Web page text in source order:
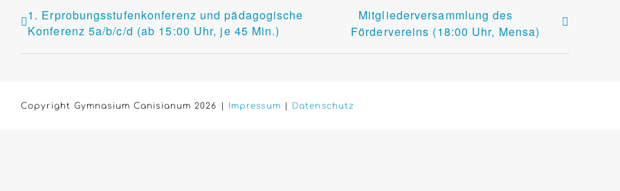
1. Erprobungsstufenkonferenz und pädagogische
Konferenz 5a/b/c/d (ab 15:00 Uhr, je 45 Min.)
Mitgliederversammlung des
Fördervereins (18:00 Uhr, Mensa)
Copyright Gymnasium Canisianum 2026 | Impressum | Datenschutz